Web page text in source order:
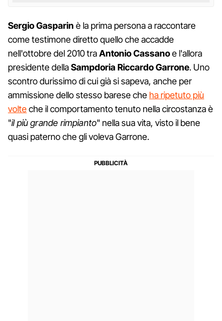
Sergio Gasparin è la prima persona a raccontare
come testimone diretto quello che accadde
nell'ottobre del 2010 traAntonio Cassanoe l'allora
presidente dellaSampdoriaRiccardo Garrone. Uno
scontro durissimo di cui già si sapeva, anche per
ammissione dello stesso barese che ha ripetuto più
volteche il comportamento tenuto nella circostanza è
"il più grande rimpianto" nella sua vita, visto il bene
quasi paterno che gli voleva Garrone.